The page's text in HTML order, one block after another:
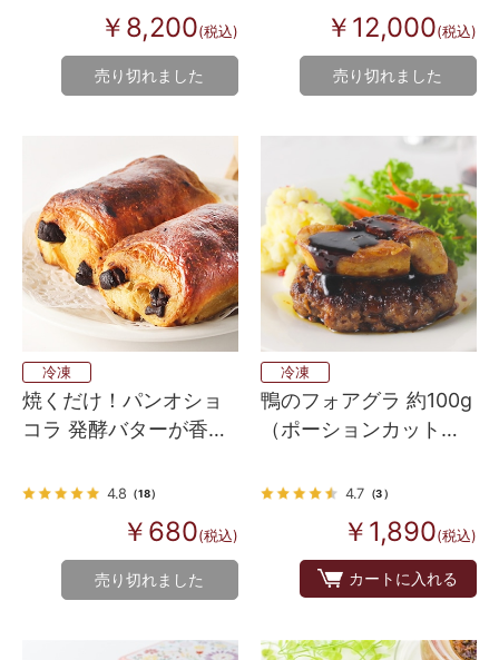
￥8,200(税込)
売り切れました
￥12,000(税込)
売り切れました
冷凍
焼くだけ！パンオショ
コラ 発酵バターが香る
地 3個入り
4.8 （18）
￥680(税込)
売り切れました
冷凍
鴨のフォアグラ 約100g
（ポーションカット済
4.7 （3）
￥1,890(税込)
カートに入れる